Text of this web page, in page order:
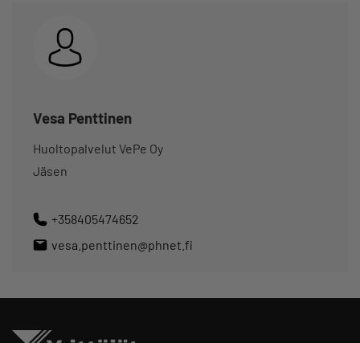
Vesa Penttinen
Huoltopalvelut VePe Oy
Jäsen
+358405474652
vesa.penttinen@phnet.fi